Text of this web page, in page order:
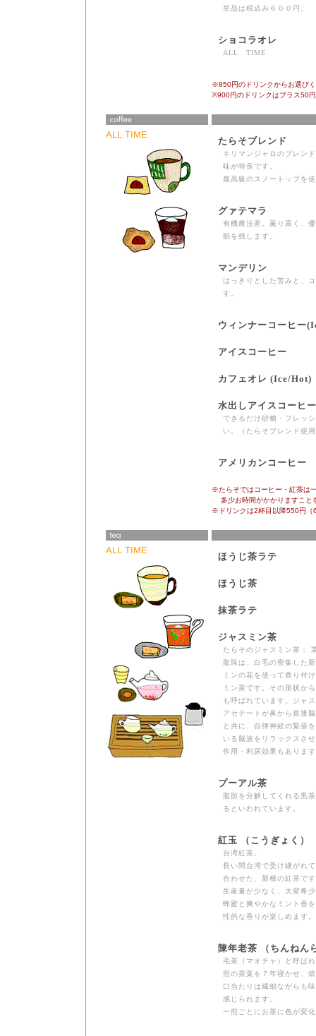
単品は税込み６００円。
ショコラオレ
ALL TIME
※850円のドリンクからお選び
※900円のドリンクはプラス50
ALL TIME
たらそブレンド
キリマンジャロのブレン
味が特長です。
最高級のスノートップを
グァテマラ
有機農法産。薫り高く、
韻を残します。
マンデリン
はっきりとした苦みと、
す。
ウィンナーコーヒー
アイスコーヒー
カフェオレ (Ice/Hot)
水出しアイスコーヒ
できるだけ砂糖・フレッ
い。（たらそブレンド使
アメリカンコーヒー
※たらそではコーヒー・紅茶は
多少お時間がかかりますこと
※ドリンクは2杯目以降550円（
ALL TIME
ほうじ茶ラテ
ほうじ茶
抹茶ラテ
ジャスミン茶
たらそのジャスミン茶：
龍珠は、白毛の密集した
ミンの花を使って香り付
ミン茶です。その形状か
も呼ばれています。ジャ
アセテートが鼻から直接
と共に、自律神経の緊張
いる脳波をリラックスさ
作用・利尿効果もありま
プーアル茶
脂肪を分解してくれる黒
るといわれています。
紅玉 （こうぎょく）
台湾紅茶。
長い間台湾で受け継がれ
合わせた、新種の紅茶で
生産量が少なく、大変希
蜂蜜と爽やかなミント香
性的な香りが楽しめます。
陳年老茶 （ちんねん
毛茶（マオチャ）と呼ば
煎の茶葉を７年寝かせ、
口当たりは繊細ながらも
感じられます。
一煎ごとにお茶に色が変